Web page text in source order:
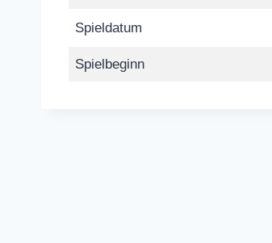
Spieldatum
Spielbeginn